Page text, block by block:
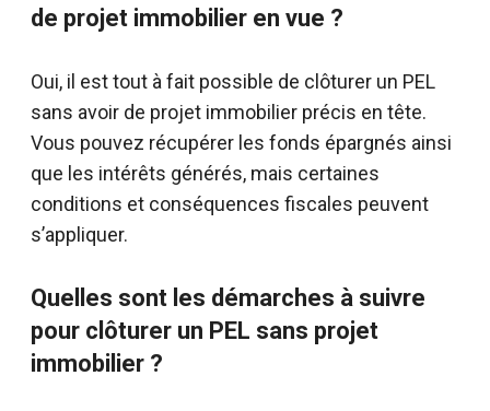
de projet immobilier en vue ?
Oui, il est tout à fait possible de clôturer un PEL
sans avoir de projet immobilier précis en tête.
Vous pouvez récupérer les fonds épargnés ainsi
que les intérêts générés, mais certaines
conditions et conséquences fiscales peuvent
s’appliquer.
Quelles sont les démarches à suivre
pour clôturer un PEL sans projet
immobilier ?